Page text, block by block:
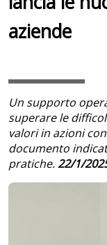
aziende
Un supporto
superare le
valori in azioni
documento
pratiche.22/1/